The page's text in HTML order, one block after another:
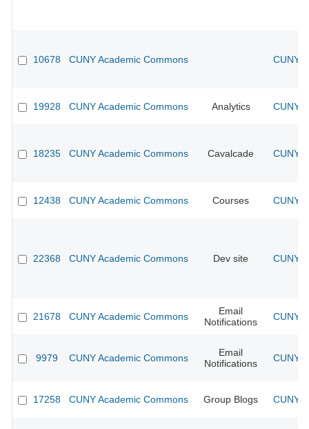
10678 CUNY Academic Commons CUNY
19928 CUNY Academic Commons Analytics CUNY
18235 CUNY Academic Commons Cavalcade CUNY
12438 CUNY Academic Commons Courses CUNY
22368 CUNY Academic Commons Dev site CUNY
21678 CUNY Academic Commons
Email
Notifications
CUNY
9979 CUNY Academic Commons
Email
Notifications
CUNY
17258 CUNY Academic Commons Group Blogs CUNY